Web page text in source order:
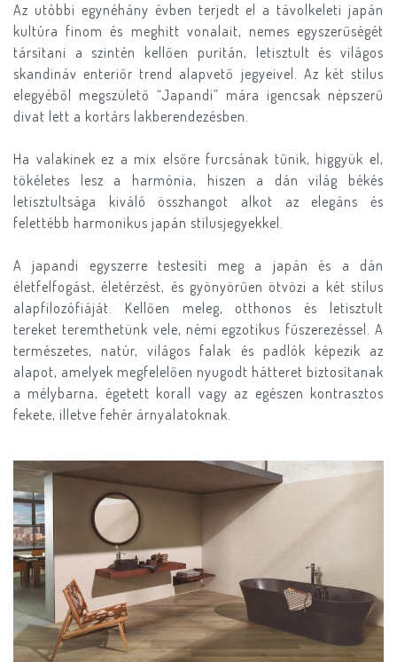
Az utóbbi egynéhány évben terjedt el a távolkeleti japán
kultúra finom és meghitt vonalait, nemes egyszerűségét
társítani a szintén kellően puritán, letisztult és világos
skandináv enteriőr trend alapvető jegyeivel. Az két stílus
elegyéből megszülető “Japandi” mára igencsak népszerű
divat lett a kortárs lakberendezésben.
Ha valakinek ez a mix elsőre furcsának tűnik, higgyük el,
tökéletes lesz a harmónia, hiszen a dán világ békés
letisztultsága kiváló összhangot alkot az elegáns és
felettébb harmonikus japán stílusjegyekkel.
A japandi egyszerre testesíti meg a japán és a dán
életfelfogást, életérzést, és gyönyörűen ötvözi a két stílus
alapfilozófiáját. Kellően meleg, otthonos és letisztult
tereket teremthetünk vele, némi egzotikus fűszerezéssel. A
természetes, natúr, világos falak és padlók képezik az
alapot, amelyek megfelelően nyugodt hátteret biztosítanak
a mélybarna, égetett korall vagy az egészen kontrasztos
fekete, illetve fehér árnyalatoknak.